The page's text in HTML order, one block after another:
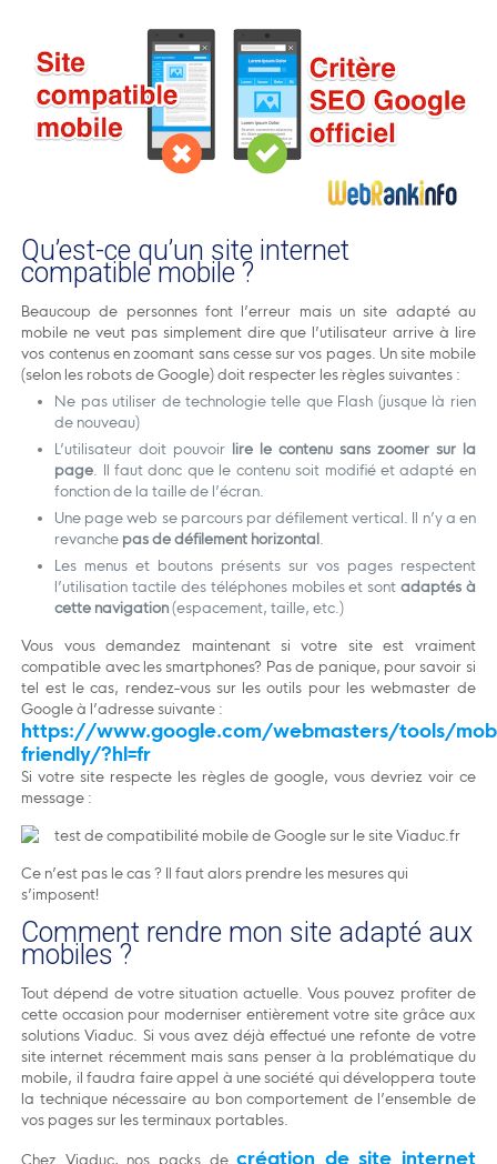
Qu’est-ce qu’un site internet
compatible mobile ?
Beaucoup de personnes font l’erreur mais un site adapté au
mobile ne veut pas simplement dire que l’utilisateur arrive à lire
vos contenus en zoomant sans cesse sur vos pages. Un site mobile
(selon les robots de Google) doit respecter les règles suivantes :
Ne pas utiliser de technologie telle que Flash (jusque là rien
de nouveau)
L’utilisateur doit pouvoir lire le contenu sans zoomer sur la
page . Il faut donc que le contenu soit modifié et adapté en
fonction de la taille de l’écran.
Une page web se parcours par défilement vertical. Il n’y a en
revanche pas de défilement horizontal
Les menus et boutons présents sur vos pages respectent
l’utilisation tactile des téléphones mobiles et sont adaptés à
cette navigation(espacement, taille, etc.)
Vous vous demandez maintenant si votre site est vraiment
compatible avec les smartphones? Pas de panique, pour savoir si
tel est le cas, rendez-vous sur les outils pour les webmaster de
Google à l’adresse suivante :
https://www.google.com/webmasters/tools/
friendly/?hl=fr
Si votre site respecte les règles de google, vous devriez voir ce
message :
Ce n’est pas le cas ? Il faut alors prendre les mesures qui
s’imposent!
Comment rendre mon site adapté aux
mobiles ?
Tout dépend de votre situation actuelle. Vous pouvez profiter de
cette occasion pour moderniser entièrement votre site grâce aux
solutions Viaduc. Si vous avez déjà effectué une refonte de votre
site internet récemment mais sans penser à la problématique du
mobile, il faudra faire appel à une société qui développera toute
la technique nécessaire au bon comportement de l’ensemble de
vos pages sur les terminaux portables.
Chez Viaduc, nos packs decréation de site internet